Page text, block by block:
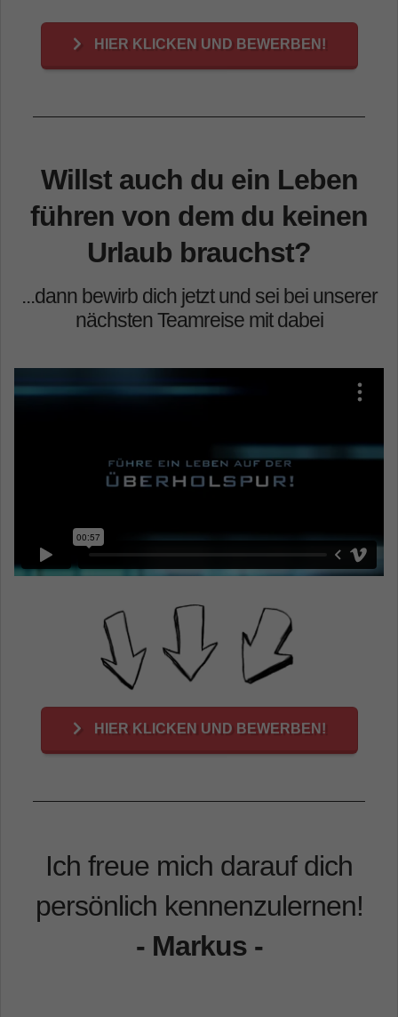
HIER KLICKEN UND BEWERBEN!
Willst auch du ein Leben
führen von dem du keinen
Urlaub brauchst?
...dann bewirb dich jetzt und sei bei unserer
nächsten Teamreise mit dabei
HIER KLICKEN UND BEWERBEN!
Ich freue mich darauf dich
persönlich kennenzulernen!
- Markus -